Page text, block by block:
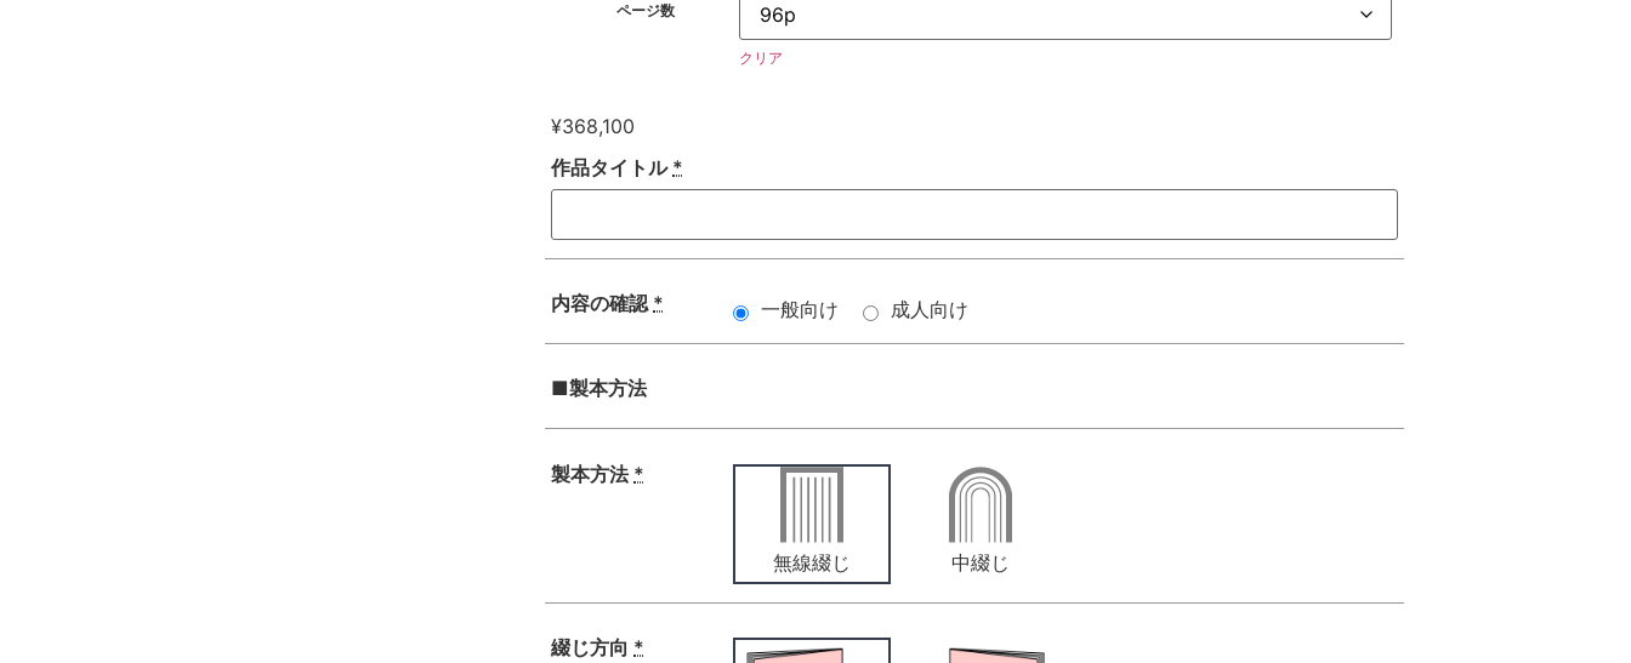
ページ数
クリア
¥368,100
作品タイトル *
内容の確認 * 一般向け 成人向け
■製本方法
製本方法 *
無線綴じ 中綴じ
綴じ方向 *